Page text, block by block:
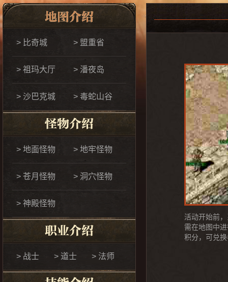
> 比奇城 > 盟重省
> 祖玛大厅 > 潘夜岛
> 沙巴克城 > 毒蛇山谷
> 地面怪物 > 地牢怪物
> 苍月怪物 > 洞穴怪物
> 神殿怪物
> 战士 > 道士 > 法师
活动开始前
需在地图中
积分，可兑